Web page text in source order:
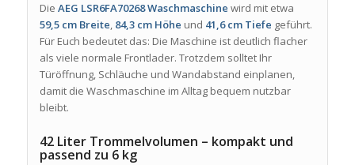
Die AEG LSR6FA70268 Waschmaschine wird mit etwa
59,5 cm Breite, 84,3 cm Höhe und 41,6 cm Tiefe geführt.
Für Euch bedeutet das: Die Maschine ist deutlich flacher
als viele normale Frontlader. Trotzdem solltet Ihr
Türöffnung, Schläuche und Wandabstand einplanen,
damit die Waschmaschine im Alltag bequem nutzbar
bleibt.
42 Liter Trommelvolumen – kompakt und
passend zu 6 kg